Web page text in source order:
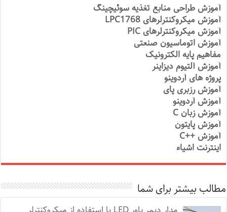
آموزش طراحی منابع تغذیه سوئیچینگ
آموزش میکروکنترلرهای LPC1768
آموزش میکروکنترلرهای PIC
آموزش اتوماسیون صنعتی
مفاهیم پایه الکترونیک
آموزش آلتیوم دیزاینر
پروژه های آردوینو
آموزش رزبری پای
آموزش آردوینو
آموزش زبان C
آموزش پایتون
آموزش ++C
اینترنت اشیاء
مطالب بیشتر برای شما